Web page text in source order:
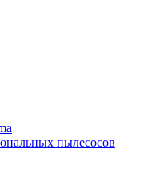
пылесосов